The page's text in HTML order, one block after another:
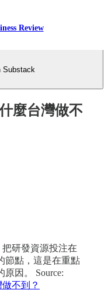
Review
Substack
麼台灣做不
研發資源投注在
節點，這是在重點
因。 Source:
不到？